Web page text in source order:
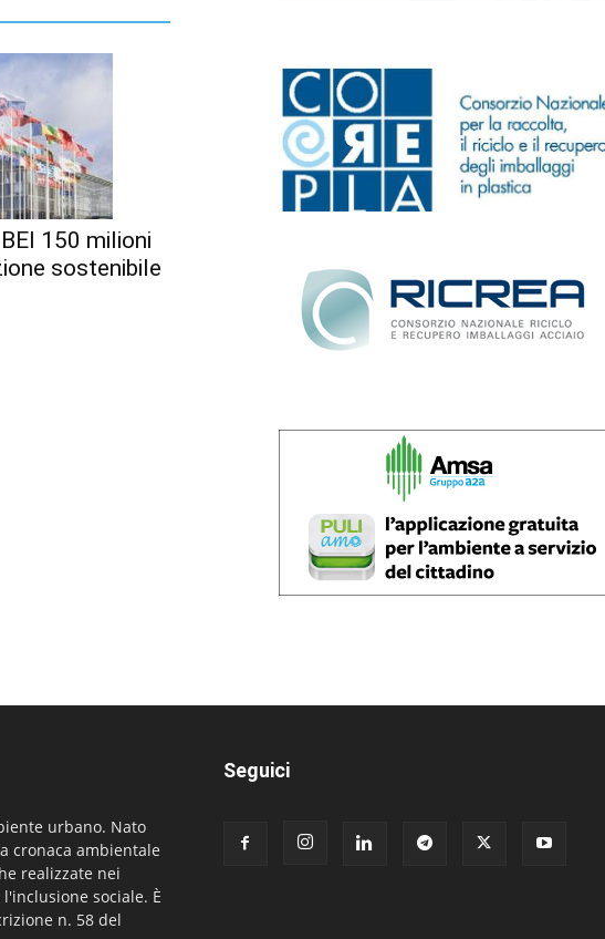
150 milioni
sostenibile
urbano. Nato
cronaca ambientale
realizzate nei
sociale. È
n. 58 del
Seguici